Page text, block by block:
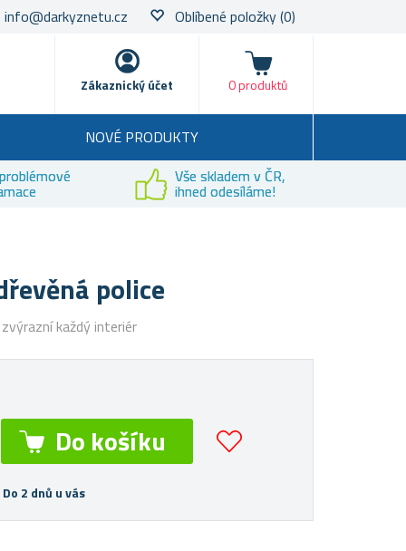
info@darkyznetu.cz Oblíbené položky(0)
Zákaznický účet
Nákupní košík
0 produktů
NOVÉ PRODUKTY
Vše skladem v ČR,
ihned odesíláme!
police
každý interiér
2 dnů u vás